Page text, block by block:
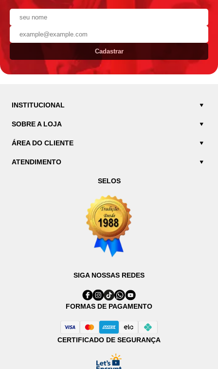
Cadastrar
INSTITUCIONAL
SOBRE A LOJA
ÁREA DO CLIENTE
ATENDIMENTO
SELOS
SIGA NOSSAS REDES
FORMAS DE PAGAMENTO
CERTIFICADO DE SEGURANÇA